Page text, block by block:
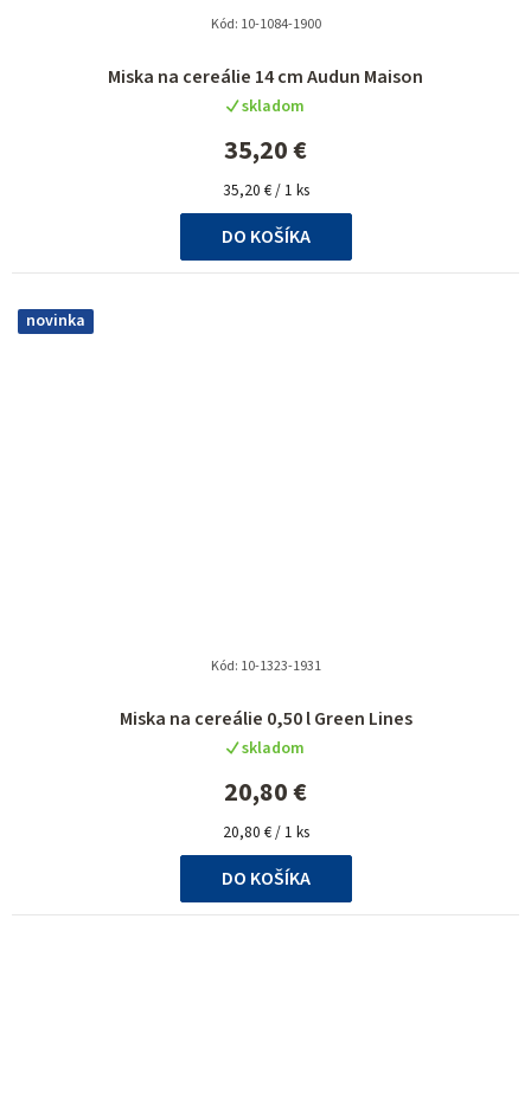
Miska na cereálie 14 cm Audun Maison
skladom
35,20 €
Jednotková
cena:
35,20 € / 1 ks
DO KOŠÍKA
Kód: 10-1084-1900
novinka
Miska na cereálie 0,50 l Green Lines
skladom
20,80 €
Jednotková
cena:
20,80 € / 1 ks
DO KOŠÍKA
Kód: 10-1323-1931